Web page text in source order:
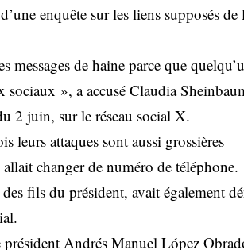
enquête sur les liens supposés de
messages de haine parce que
», a accusé Claudia
2 juin, sur le réseau social X.
leurs attaques sont aussi grossières
changer de numéro de téléphone.
fils du président, avait également
Andrés Manuel López